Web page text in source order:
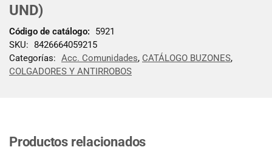
UND)
Código de catálogo:
5921
SKU: 8426664059215
Categorías: Acc. Comunidades, CATÁLOGO BUZONES,
COLGADORES Y ANTIRROBOS
Productos relacionados